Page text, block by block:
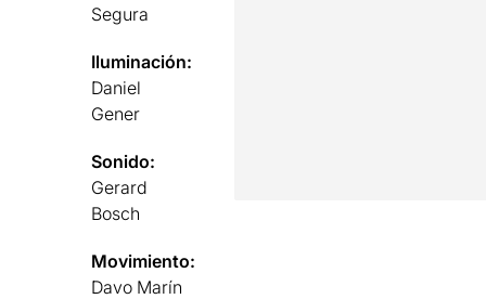
Segura
Iluminación:
Daniel
Gener
Sonido:
Gerard
Bosch
Movimiento:
Davo Marín